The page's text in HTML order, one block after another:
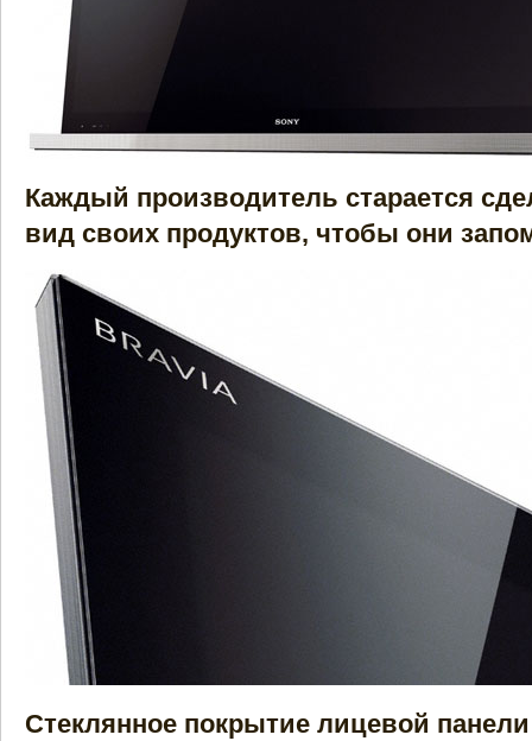
Каждый производитель старается
вид своих продуктов, чтобы они
Стеклянное покрытие лицевой